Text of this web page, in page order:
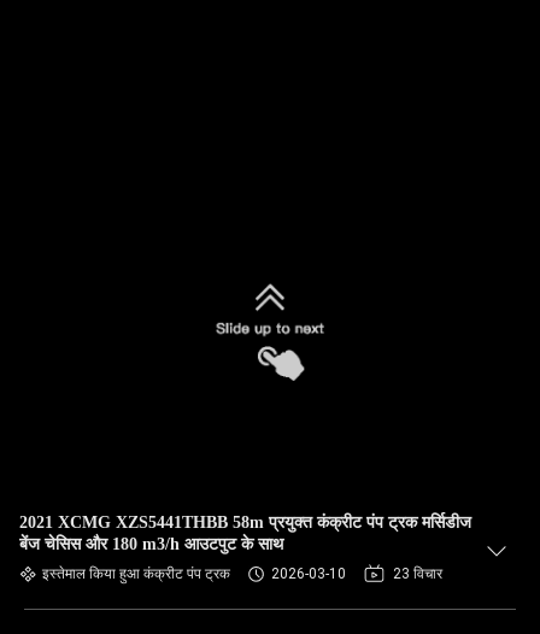
2021 XCMG XZS5441THBB 58m प्रयुक्त कंक्रीट पंप ट्रक मर्सिडीज
बेंज चेसिस और 180 m3/h आउटपुट के साथ
इस्तेमाल किया हुआ कंक्रीट पंप ट्रक 2026-03-10 23 विचार